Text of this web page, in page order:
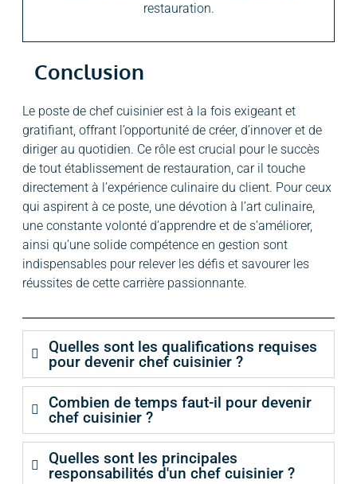
restauration.
Conclusion
Le poste de chef cuisinier est à la fois exigeant et
gratifiant, offrant l’opportunité de créer, d’innover et de
diriger au quotidien. Ce rôle est crucial pour le succès
de tout établissement de restauration, car il touche
directement à l’expérience culinaire du client. Pour ceux
qui aspirent à ce poste, une dévotion à l’art culinaire,
une constante volonté d’apprendre et de s’améliorer,
ainsi qu’une solide compétence en gestion sont
indispensables pour relever les défis et savourer les
réussites de cette carrière passionnante.
Quelles sont les qualifications requises
pour devenir chef cuisinier ?
Combien de temps faut-il pour devenir
chef cuisinier ?
Quelles sont les principales
responsabilités d'un chef cuisinier ?